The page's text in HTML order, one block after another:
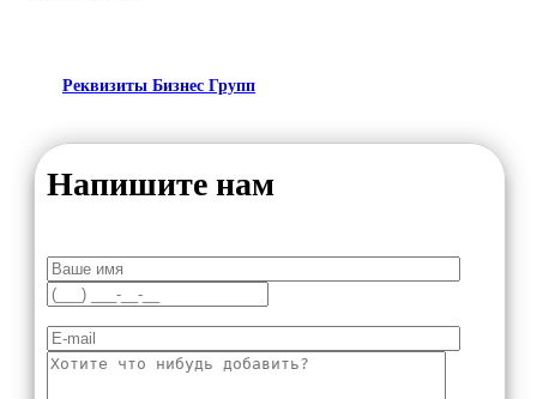
Реквизиты Бизнес Групп
Напишите нам